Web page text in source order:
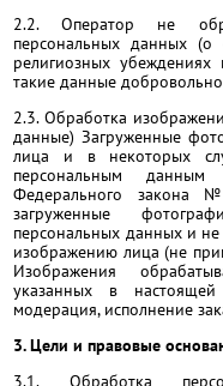
2.2. Оператор не
персональных данных (о
религиозных убеждениях
такие данные
2.3. Обработка
данные) Загруженные
лица и в некоторых
персональным
Федерального закона
загруженные
персональных данных и
изображению лица (не
Изображения
указанных в
модерация, исполнение
3. Цели и правовые